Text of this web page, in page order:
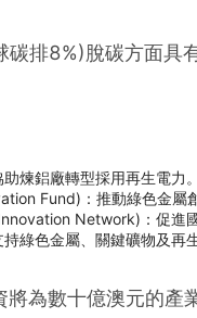
排8%)脫碳方面
煉鋁廠轉型採用再生電力。
Fund)：推動綠色金屬
Network)：促進
色金屬、關鍵礦物及再
為數十億澳元的